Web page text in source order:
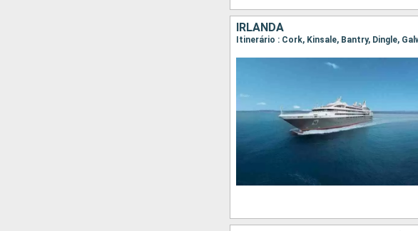
IRLANDA
Itinerário : Cork, Kinsale, Bantry, Dingle,